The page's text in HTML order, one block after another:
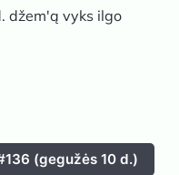
džem'ą vyks ilgo
(gegužės 10 d.)